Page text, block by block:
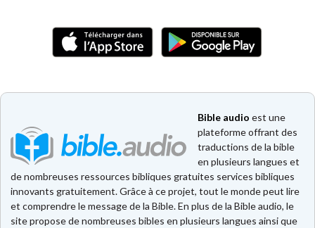
Bible audio est une
plateforme offrant des
traductions de la bible
en plusieurs langues et
de nombreuses ressources bibliques gratuites services bibliques
innovants gratuitement. Grâce à ce projet, tout le monde peut lire
et comprendre le message de la Bible. En plus de la Bible audio, le
site propose de nombreuses bibles en plusieurs langues ainsi que